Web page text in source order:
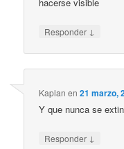
Responder ↓
Kaplan en21 marzo,
Y que nunca se
Responder ↓